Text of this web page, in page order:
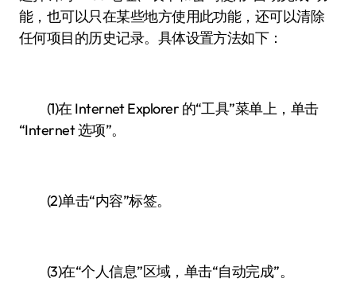
能，也可以只在某些地方使用此功能，还可以清除
任何项目的历史记录。具体设置方法如下：
(1)在 Internet Explorer 的“工具”菜单上，单击
“Internet 选项”。
(2)单击“内容”标签。
(3)在“个人信息”区域，单击“自动完成”。